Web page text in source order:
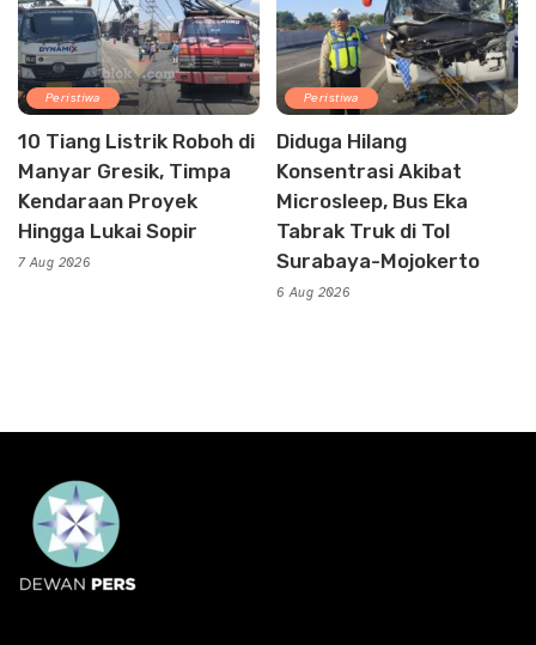
Peristiwa
10 Tiang Listrik Roboh di
Manyar Gresik, Timpa
Kendaraan Proyek
Hingga Lukai Sopir
7 Aug 2026
Peristiwa
Diduga Hilang
Konsentrasi Akibat
Microsleep, Bus Eka
Tabrak Truk di Tol
Surabaya-Mojokerto
6 Aug 2026